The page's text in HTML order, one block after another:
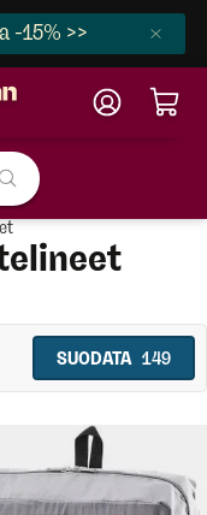
-15% >>
SUODATA 149